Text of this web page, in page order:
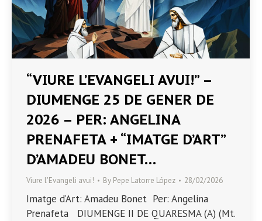
“VIURE L’EVANGELI AVUI!” –
DIUMENGE 25 DE GENER DE
2026 – PER: ANGELINA
PRENAFETA + “IMATGE D’ART”
D’AMADEU BONET…
Viure l'Evangeli avui! By Pepe Latorre López 28/02/2026
Imatge d’Art: Amadeu Bonet Per: Angelina
Prenafeta DIUMENGE II DE QUARESMA (A) (Mt.